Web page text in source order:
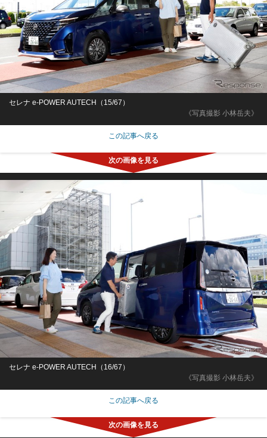
《写真撮影 小林岳夫》
セレナ e-POWER AUTECH（15/67）
この記事へ戻る
《写真撮影 小林岳夫》
セレナ e-POWER AUTECH（16/67）
この記事へ戻る